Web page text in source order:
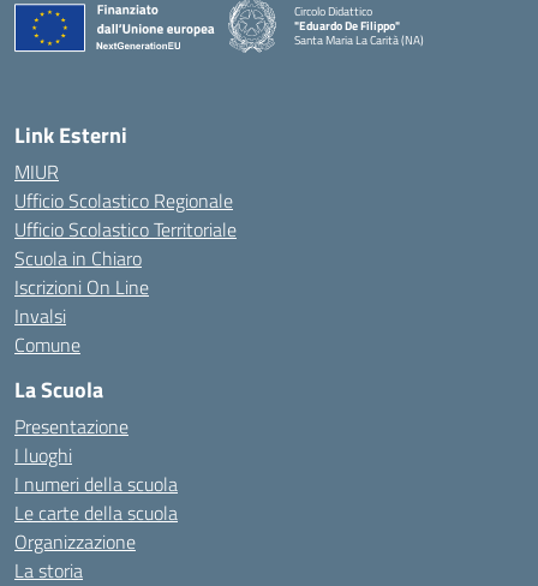
Circolo Didattico
"Eduardo De Filippo"
Santa Maria La Carità (NA)
Link Esterni
MIUR
Ufficio Scolastico Regionale
Ufficio Scolastico Territoriale
Scuola in Chiaro
Iscrizioni On Line
Invalsi
Comune
La Scuola
Presentazione
I luoghi
I numeri della scuola
Le carte della scuola
Organizzazione
La storia